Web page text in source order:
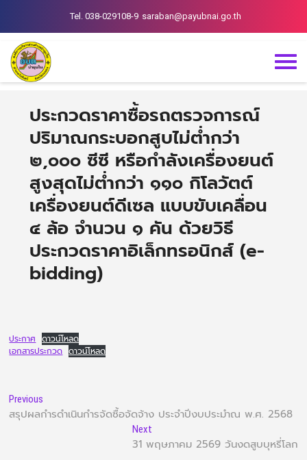
Tel. 038-029108-9 saraban@payubnai.go.th
ประกวดราคาซื้อรถตรวจการณ์
ปริมาณกระบอกสูบไม่ต่ำกว่า
๒,๐๐๐ ซีซี หรือกำลังเครื่องยนต์
สูงสุดไม่ต่ำกว่า ๑๑๐ กิโลวัตต์
เครื่องยนต์ดีเซล แบบขับเคลื่อน
๔ ล้อ จำนวน ๑ คัน ด้วยวิธี
ประกวดราคาอิเล็กทรอนิกส์ (e-
bidding)
ประกาศ ดาวน์โหลด
เอกสารประกวด ดาวน์โหลด
Previous
สรุปผลกำรดำเนินกำรจัดซื้อจัดจ้าง ประจำปีงบประมำณ พ.ศ. 2568
Next
31 พฤษภาคม 2569 วันงดสูบบุหรี่โลก